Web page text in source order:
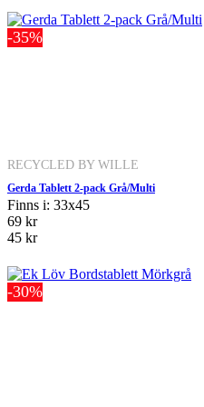
-35%
RECYCLED BY WILLE
Gerda Tablett 2-pack Grå/Multi
Finns i: 33x45
69 kr
45 kr
-30%